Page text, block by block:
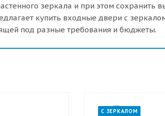
зеркала и при этом сохранить
купить входные двери с
под разные требования и бюджеты.
С ЗЕРКАЛОМ